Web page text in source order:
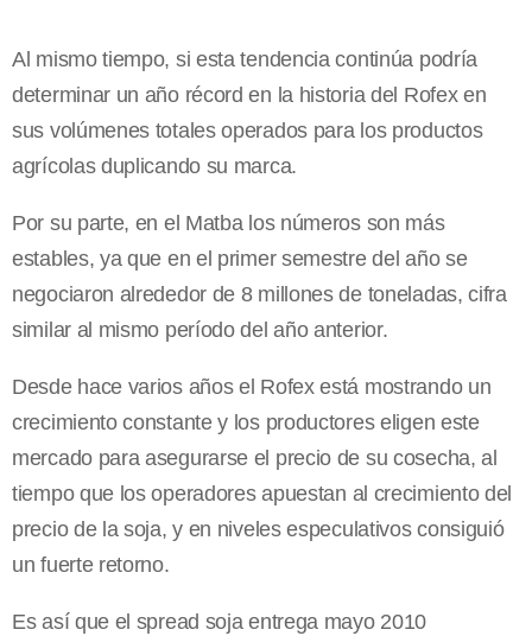
Al mismo tiempo, si esta tendencia continúa podría
determinar un año récord en la historia del Rofex en
sus volúmenes totales operados para los productos
agrícolas duplicando su marca.
Por su parte, en el Matba los números son más
estables, ya que en el primer semestre del año se
negociaron alrededor de 8 millones de toneladas, cifra
similar al mismo período del año anterior.
Desde hace varios años el Rofex está mostrando un
crecimiento constante y los productores eligen este
mercado para asegurarse el precio de su cosecha, al
tiempo que los operadores apuestan al crecimiento del
precio de la soja, y en niveles especulativos consiguió
un fuerte retorno.
Es así que el spread soja entrega mayo 2010